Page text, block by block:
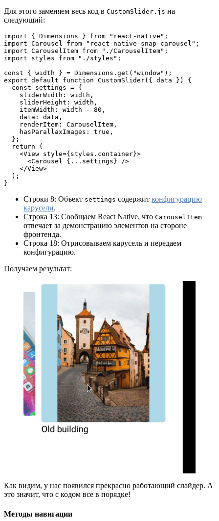
Для этого заменяем весь код в CustomSlider.js на
следующий:
import { Dimensions } from "react-native";
import Carousel from "react-native-snap-carousel";
import CarouselItem from "./CarouselItem";
import styles from "./styles";
const { width } = Dimensions.get("window");
export default function CustomSlider({ data }) {
  const settings = {
    sliderWidth: width,
    sliderHeight: width,
    itemWidth: width - 80,
    data: data,
    renderItem: CarouselItem,
    hasParallaxImages: true,
  };
  return (
    <View style={styles.container}>
      <Carousel {...settings} />
    </View>
  );
}
Строки 8: Объект settings содержит конфигурацию
карусели.
Строка 13: Сообщаем React Native, что CarouselItem
отвечает за демонстрацию элементов на стороне
фронтенда.
Строка 18: Отрисовываем карусель и передаем
конфигурацию.
Получаем результат:
Как видим, у нас появился прекрасно работающий слайдер. А
это значит, что с кодом все в порядке!
Методы навигации